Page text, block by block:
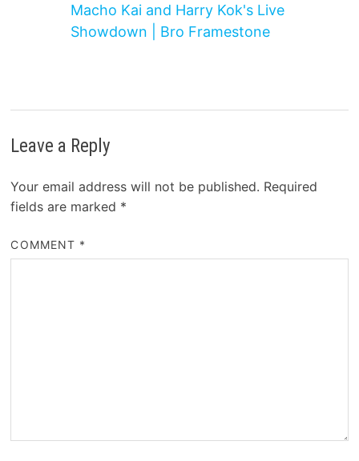
Macho Kai and Harry Kok's Live
Showdown | Bro Framestone
Leave a Reply
Your email address will not be published. Required
fields are marked *
COMMENT *